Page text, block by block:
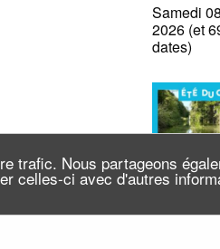
trafic. Nous partageons
celles-ci avec d'autres
Samedi
2026 (et
dates)
Séance